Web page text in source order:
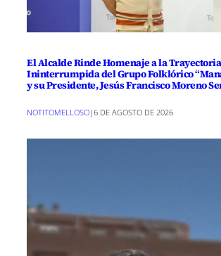
El Alcalde Rinde Homenaje a la Trayectoria
Ininterrumpida del Grupo Folklórico
y su Presidente, Jesús Francisco Moreno
NOTITOMELLOSO|6 DE AGOSTO DE 2026